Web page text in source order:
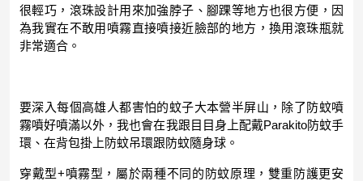
很輕巧，滾珠設計用來加強脖子、腳踝等地方也很方便，因
為我實在不敢用噴霧直接噴接近臉部的地方，換用滾珠瓶就
非常適合。
要深入每個高雄人都害怕的蚊子大本營半屏山，除了防蚊噴
霧噴好噴滿以外，我也會在我跟目目身上配戴Parakito防蚊手
環、在背包掛上防蚊吊環跟防蚊隨身球。
穿戴型+噴霧型，屬於兩種不同的防蚊原理，雙重防護更安